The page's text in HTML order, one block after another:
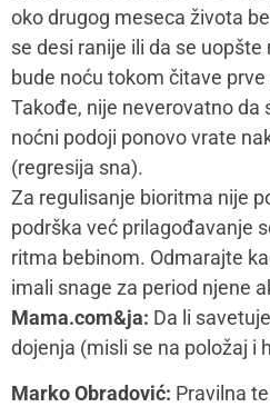
oko drugog meseca života
se desi ranije ili da se
bude noću tokom čitave prve
Takođe, nije neverovatno da
noćni podoji ponovo vrate
(regresija sna).
Za regulisanje bioritma nije
podrška već prilagođavanje
ritma bebinom. Odmarajte
imali snage za period njene
Mama.com&ja: Da li
dojenja (misli se na položaj i
Marko Obradović: Pravilna